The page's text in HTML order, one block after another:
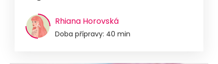
Rhiana Horovská
Doba přípravy: 40 min